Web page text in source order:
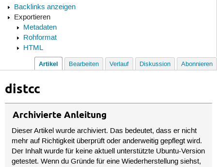
Backlinks anzeigen
Exportieren
Metadaten
Rohformat
HTML
Artikel Bearbeiten Verlauf Diskussion Abonnieren
distcc
Archivierte Anleitung
Dieser Artikel wurde archiviert. Das bedeutet, dass er nicht
mehr auf Richtigkeit überprüft oder anderweitig gepflegt wird.
Der Inhalt wurde für keine aktuell unterstützte Ubuntu-Version
getestet. Wenn du Gründe für eine Wiederherstellung siehst,